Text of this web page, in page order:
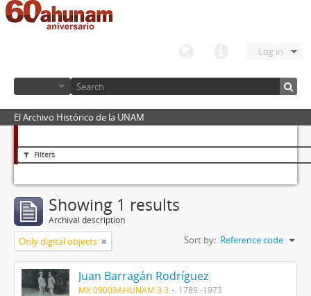
Log in
El Archivo Histórico de la UNAM
Filters
Showing 1 results
Archival description
Only digital objects Sort by: Reference code
Juan Barragán Rodríguez
MX 09003AHUNAM 3.3 1789 -1973